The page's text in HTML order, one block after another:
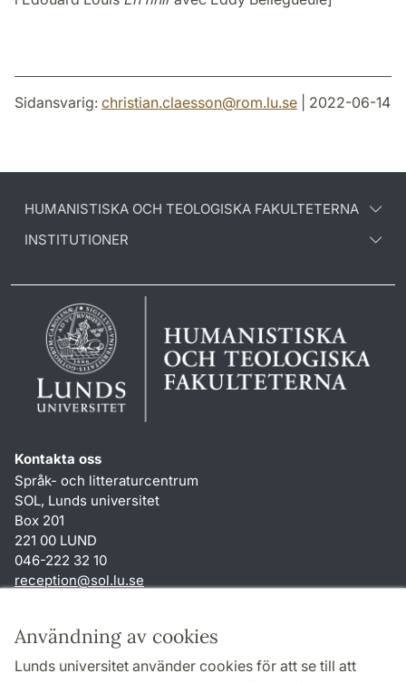
Användning av cookies
Lunds universitet använder cookies för att se till att
Sidansvarig: christian.claesson@rom.lu.se | 2022-06-14
HUMANISTISKA OCH TEOLOGISKA FAKULTETERNA
INSTITUTIONER
Kontakta oss
Språk- och litteraturcentrum
SOL, Lunds universitet
Box 201
221 00 LUND
046-222 32 10
reception@sol.lu.se
Genvägar
Om webbplatsen och cookies